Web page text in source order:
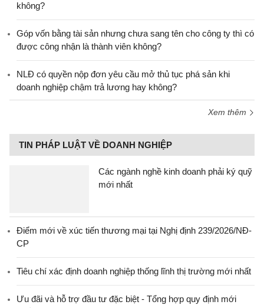
không?
Góp vốn bằng tài sản nhưng chưa sang tên cho công ty thì có
được công nhận là thành viên không?
NLĐ có quyền nộp đơn yêu cầu mở thủ tục phá sản khi
doanh nghiệp chậm trả lương hay không?
Xem thêm
TIN PHÁP LUẬT VỀ DOANH NGHIỆP
Các ngành nghề kinh doanh phải ký quỹ
mới nhất
Điểm mới về xúc tiến thương mại tại Nghị định 239/2026/NĐ-
CP
Tiêu chí xác định doanh nghiệp thống lĩnh thị trường mới nhất
Ưu đãi và hỗ trợ đầu tư đặc biệt - Tổng hợp quy định mới